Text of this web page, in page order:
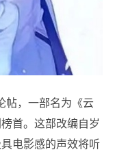
帖，一部名为《云
首。这部改编自岁
电影感的声效将听